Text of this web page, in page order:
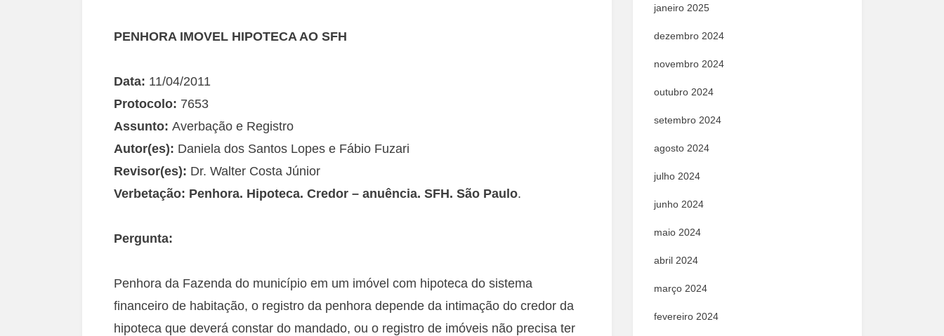
PENHORA IMOVEL HIPOTECA AO SFH
Data: 11/04/2011
Protocolo: 7653
Assunto: Averbação e Registro
Autor(es): Daniela dos Santos Lopes e Fábio Fuzari
Revisor(es): Dr. Walter Costa Júnior
Verbetação: Penhora. Hipoteca. Credor – anuência. SFH. São Paulo.
Pergunta:
Penhora da Fazenda do município em um imóvel com hipoteca do sistema
financeiro de habitação, o registro da penhora depende da intimação do credor da
hipoteca que deverá constar do mandado, ou o registro de imóveis não precisa ter
janeiro 2025
dezembro 2024
novembro 2024
outubro 2024
setembro 2024
agosto 2024
julho 2024
junho 2024
maio 2024
abril 2024
março 2024
fevereiro 2024